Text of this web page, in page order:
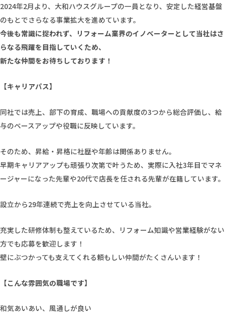
2024年2月より、大和ハウスグループの一員となり、安定した経営基盤
のもとでさらなる事業拡大を進めています。
今後も常識に捉われず、リフォーム業界のイノベーターとして当社はさ
らなる飛躍を目指していくため、
新たな仲間をお待ちしております！
【キャリアパス】
同社では売上、部下の育成、職場への貢献度の3つから総合評価し、給
与のベースアップや役職に反映しています。
そのため、昇給・昇格に社歴や年齢は関係ありません。
早期キャリアアップも頑張り次第で叶うため、実際に入社3年目でマネ
ージャーになった先輩や20代で店長を任される先輩が在籍しています。
設立から29年連続で売上を向上させている当社。
充実した研修体制も整えているため、リフォーム知識や営業経験がない
方でも応募を歓迎します！
壁にぶつかっても支えてくれる頼もしい仲間がたくさんいます！
【こんな雰囲気の職場です】
和気あいあい、風通しが良い